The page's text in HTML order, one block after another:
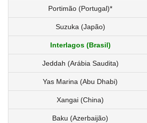
Portimão (Portugal)*
Suzuka (Japão)
Interlagos (Brasil)
Jeddah (Arábia Saudita)
Yas Marina (Abu Dhabi)
Xangai (China)
Baku (Azerbaijão)